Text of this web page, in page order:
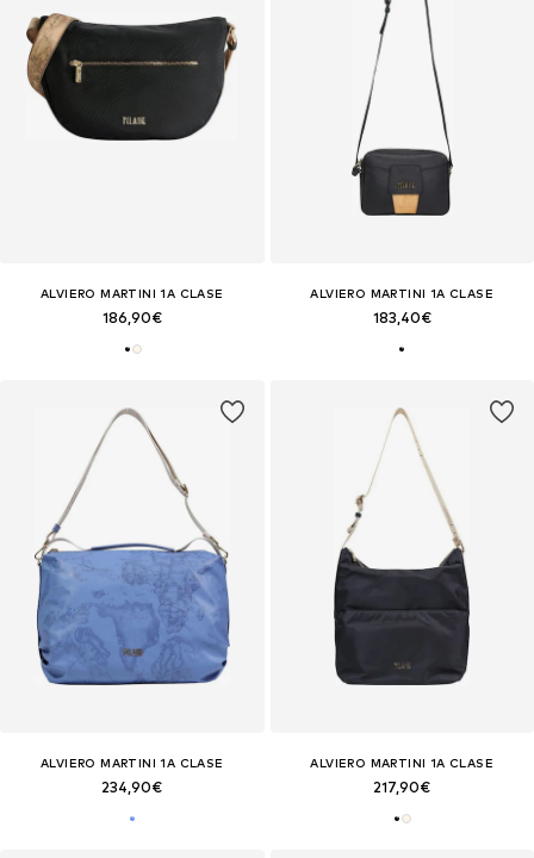
ALVIERO MARTINI 1A CLASE
186,90€
ALVIERO MARTINI 1A CLASE
183,40€
ALVIERO MARTINI 1A CLASE
234,90€
ALVIERO MARTINI 1A CLASE
217,90€